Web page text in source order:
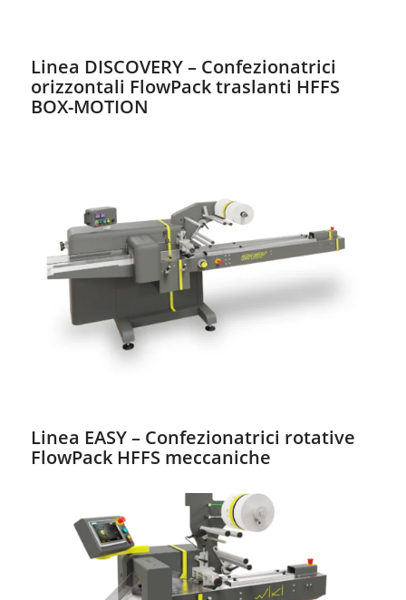
Linea DISCOVERY – Confezionatrici
orizzontali FlowPack traslanti HFFS
BOX-MOTION
Linea EASY – Confezionatrici rotative
FlowPack HFFS meccaniche